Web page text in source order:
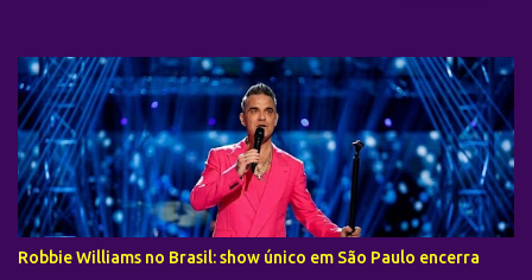
oficialmente como “2026-27 TAEMIN WORLD TOUR ” , a nova
excursão do astro rodará o mundo com apresentações distribuídas
pela Ásia, América do Norte e América do Sul. Além do aguardado
encontro com os fãs brasileiros em São Paulo, a agenda
internacional do artista tem paradas confirmadas em metrópoles
como Seul, San José, Los Angeles, Las Vegas, Grand Prairie,
Chicago, Newark, Monterrey, Cidade do México, Santiago e Lima.
Robbie Williams no Brasil: show único em São Paulo encerra